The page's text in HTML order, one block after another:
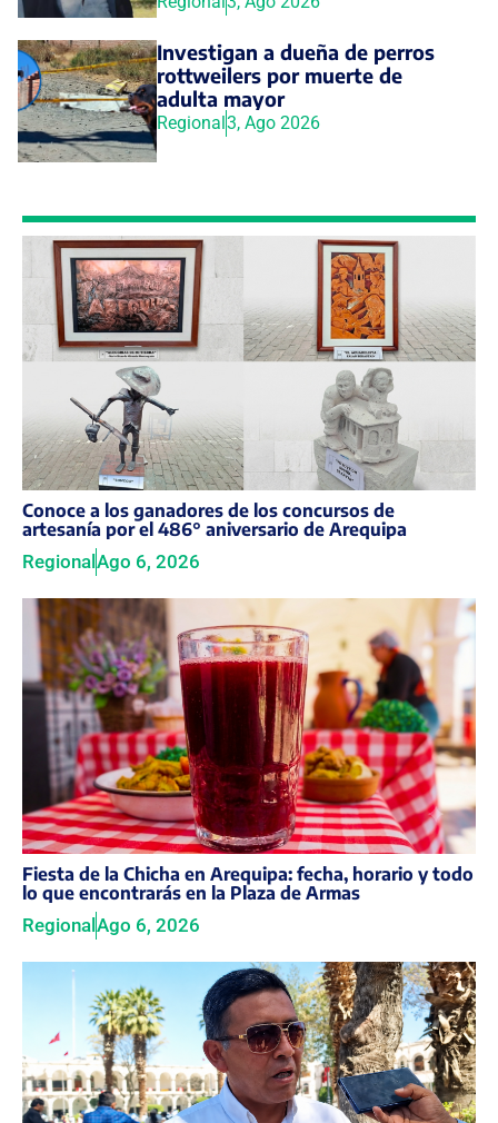
Investigan a dueña de perros
rottweilers por muerte de
adulta mayor
Regional3, Ago 2026
Conoce a los ganadores de los concursos de
artesanía por el 486° aniversario de Arequipa
Regional Ago 6, 2026
Fiesta de la Chicha en Arequipa: fecha, horario y todo
lo que encontrarás en la Plaza de Armas
RegionalAgo 6, 2026